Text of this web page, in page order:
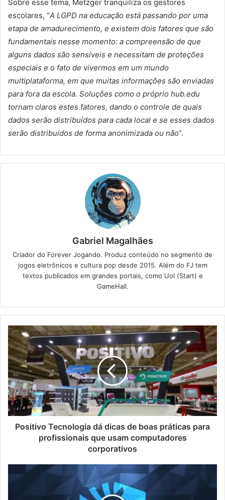
Sobre esse tema, Metzger tranquiliza os gestores
escolares, “A LGPD na educação está passando por uma
etapa de amadurecimento, e existem dois fatores que são
fundamentais nesse momento: a compreensão de que
alguns dados são sensíveis e necessitam de proteções
especiais e o fato de vivermos em um mundo
multiplataforma, em que muitas informações são enviadas
para fora da escola. Soluções como o próprio hub.edu
tornam claros estes fatores, dando o controle de quais
dados serão distribuídos para cada local e se esses dados
serão distribuídos de forma anonimizada ou não”.
Gabriel Magalhães
Criador do Forever Jogando. Produz conteúdo no segmento de
jogos eletrônicos e cultura pop desde 2015. Além do FJ tem
textos publicados em grandes portais, como Uol (Start) e
GameHall.
Positivo Tecnologia dá dicas de boas práticas para
profissionais que usam computadores
corporativos